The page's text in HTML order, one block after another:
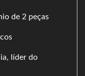
de 2 peças
líder do